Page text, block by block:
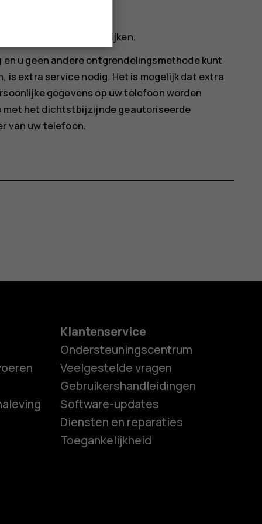
en in de camera te kijken.
u geen andere ontgrendelingsmethode kunt
extra service nodig. Het is mogelijk dat extra
gegevens op uw telefoon worden
met het dichtstbijzijnde geautoriseerde
van uw telefoon.
Klantenservice
Ondersteuningscentrum
Veelgestelde vragen
Gebruikershandleidingen
Software-updates
Diensten en reparaties
Toegankelijkheid